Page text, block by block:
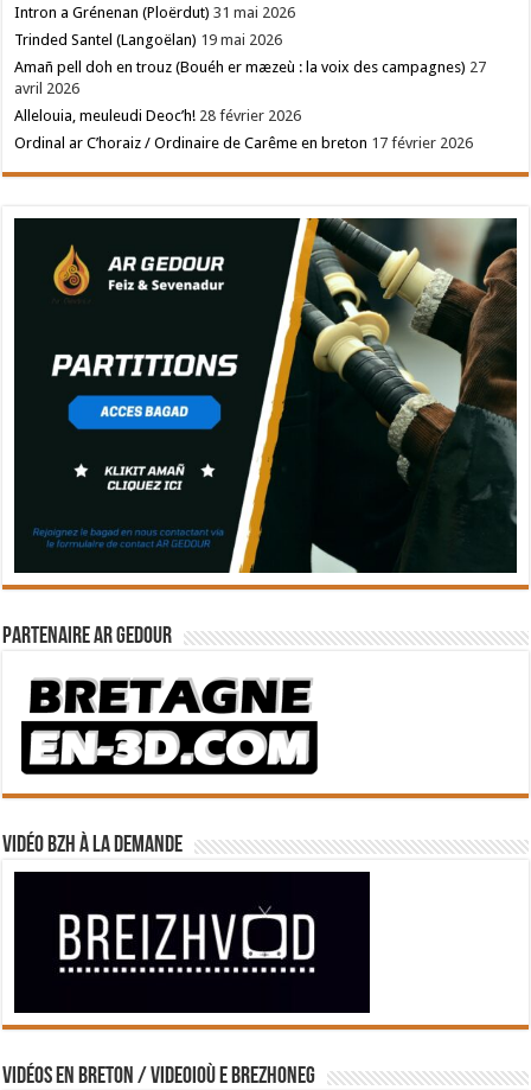
Intron a Grénenan (Ploërdut) 31 mai 2026
Trinded Santel (Langoëlan) 19 mai 2026
Amañ pell doh en trouz (Bouéh er mæzeù : la voix des campagnes) 27
avril 2026
Allelouia, meuleudi Deoc’h! 28 février 2026
Ordinal ar C’horaiz / Ordinaire de Carême en breton 17 février 2026
Partenaire Ar Gedour
Vidéo BZH à la demande
Vidéos en breton / Videoioù e brezhoneg